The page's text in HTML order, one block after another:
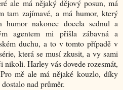
ale má nějaký dějový posun, má
tam zajímavé, a má humor, který
humor nakonec docela sednul a
agentem mi přišla zábavná a
duchu, a to v tomto případě v
která se musí zkusit, a vy sami
nikoli. Harley vás dovede rozesmát,
mě ale má nějaké kouzlo, díky
nad průměr.